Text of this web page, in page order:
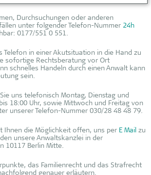
Durchsuchungen oder anderen
unter folgender Telefon-Nummer24h
0177/551 0 551.
Telefon in einer Akutsituation in die Hand zu
sofortige Rechtsberatung vor Ort
schnelles Handeln durch einen Anwalt kann
sein.
uns telefonisch Montag, Dienstag und
18:00 Uhr, sowie Mittwoch und Freitag von
unserer Telefon-Nummer 030/28 48 48 79.
Ihnen die Möglichkeit offen, uns perE Mailzu
unsere Anwaltskanzlei in der
10117 Berlin Mitte.
das Familienrecht und das Strafrecht